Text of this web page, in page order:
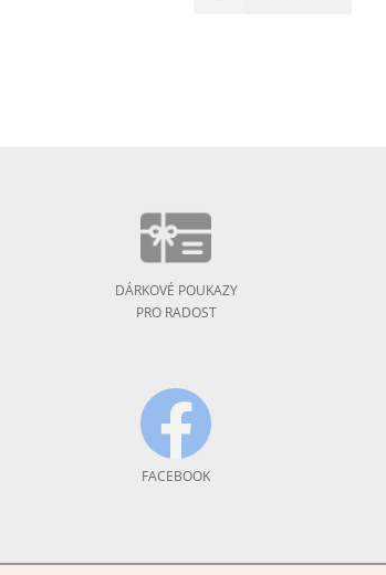
DÁRKOVÉ POUKAZY
PRO RADOST
FACEBOOK